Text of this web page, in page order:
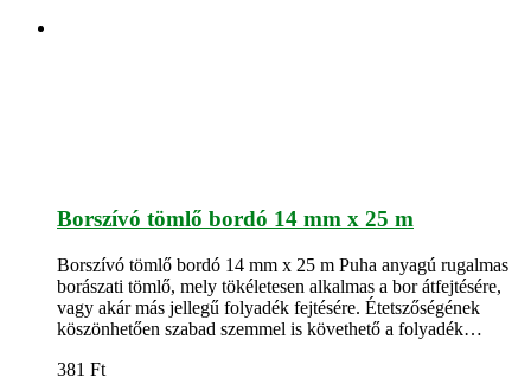
Borszívó tömlő bordó 14 mm x 25 m
Borszívó tömlő bordó 14 mm x 25 m Puha anyagú rugalmas
borászati tömlő, mely tökéletesen alkalmas a bor átfejtésére,
vagy akár más jellegű folyadék fejtésére. Étetszőségének
köszönhetően szabad szemmel is követhető a folyadék…
381 Ft